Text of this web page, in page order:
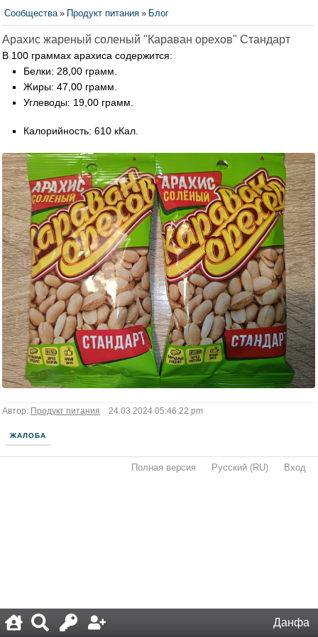
Данфа
Сообщества » Продукт питания » Блог
Арахис жареный соленый "Караван орехов" Стандарт
В 100 граммах арахиса содержится:
Белки: 28,00 грамм.
Жиры: 47,00 грамм.
Углеводы: 19,00 грамм.
Калорийность: 610 кКал.
Автор: Продукт питания 24.03.2024 05:46:22 pm
ЖАЛОБА
Полная версия Русский (RU) Вход